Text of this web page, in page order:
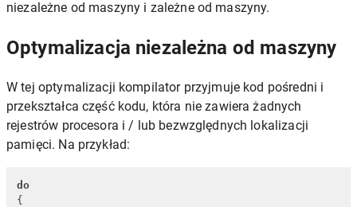
niezależne od maszyny i zależne od maszyny.
Optymalizacja niezależna od maszyny
W tej optymalizacji kompilator przyjmuje kod pośredni i
przekształca część kodu, która nie zawiera żadnych
rejestrów procesora i / lub bezwzględnych lokalizacji
pamięci. Na przykład:
do
{